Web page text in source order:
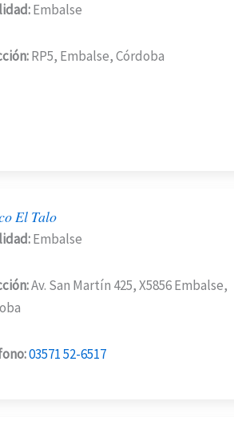
Embalse
RP5, Embalse, Córdoba
El Talo
Embalse
Av. San Martín 425, X5856 Embalse,
03571 52-6517